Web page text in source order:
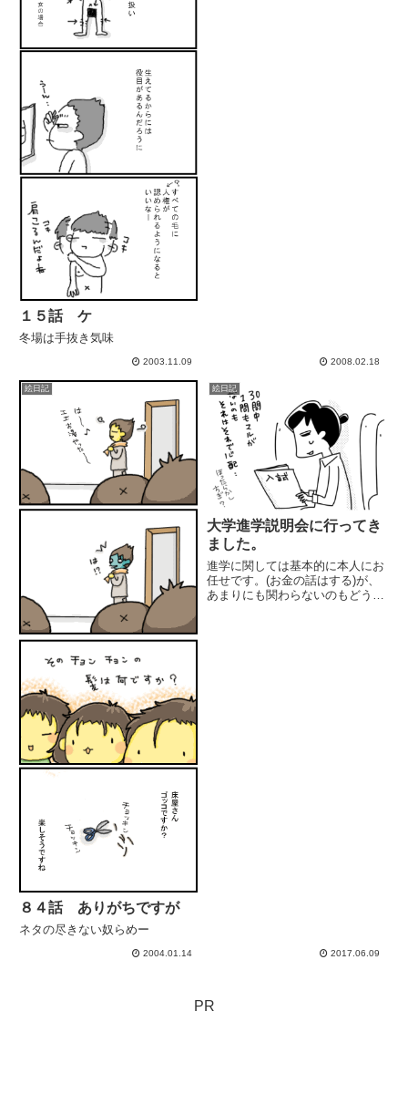
１５話 ケ
冬場は手抜き気味
2003.11.09 2008.02.18
絵日記
８４話 ありがちですが
ネタの尽きない奴らめー
2004.01.14
絵日記
大学進学説明会に行ってき
ました。
進学に関しては基本的に本人にお
任せです。(お金の話はする)が、
あまりにも関わらないのもどうか
2017.06.09
PR